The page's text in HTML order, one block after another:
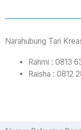
Narahubung Tari
Rahmi : 0813
Raisha : 0812